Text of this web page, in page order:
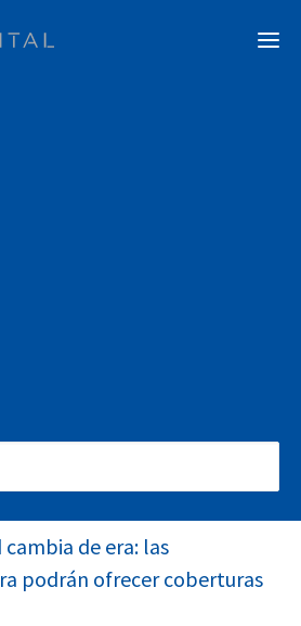
de era: las
podrán ofrecer coberturas